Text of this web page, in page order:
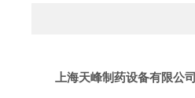
上海天峰制药设备有限公司